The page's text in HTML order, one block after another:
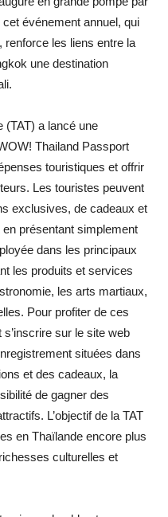
événement annuel, qui
renforce les liens entre la
une destination
(TAT) a lancé une
Thailand Passport
touristiques et offrir
Les touristes peuvent
exclusives, de cadeaux et
présentant simplement
dans les principaux
les produits et services
les arts martiaux,
Pour profiter de ces
sur le site web
situées dans
et des cadeaux, la
de gagner des
L’objectif de la TAT
en Thaïlande encore plus
culturelles et